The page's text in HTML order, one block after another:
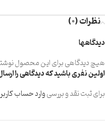
نظرات (0)
دیدگاهها
هیچ دیدگاهی برای این محصول
اولین نفری باشید که دیدگاهی را
برای ثبت نقد و بررسیوارد حساب